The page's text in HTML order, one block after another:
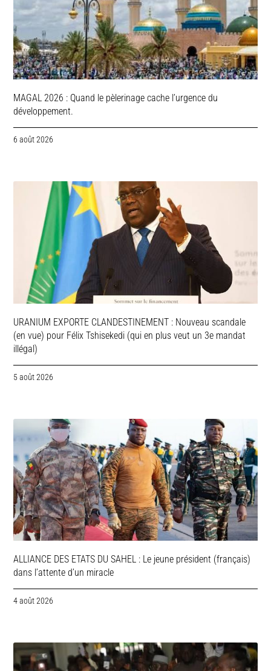
MAGAL 2026 : Quand le pèlerinage cache l’urgence du
développement.
6 août 2026
URANIUM EXPORTE CLANDESTINEMENT : Nouveau scandale
(en vue) pour Félix Tshisekedi (qui en plus veut un 3e mandat
illégal)
5 août 2026
ALLIANCE DES ETATS DU SAHEL : Le jeune président (français)
dans l’attente d’un miracle
4 août 2026